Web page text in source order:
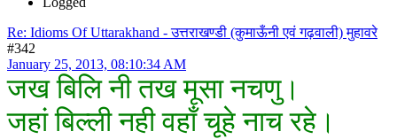
Re: Idioms Of Uttarakhand - उत्तराखण्डी (कुमाऊँनी एवं गढ़वाली) मुहावरे
#342
January 25, 2013, 08:10:34 AM
जख बिलि नी तख मूसा नचणु।
जहां बिल्ली नही वहाँ चूहे नाच रहे।